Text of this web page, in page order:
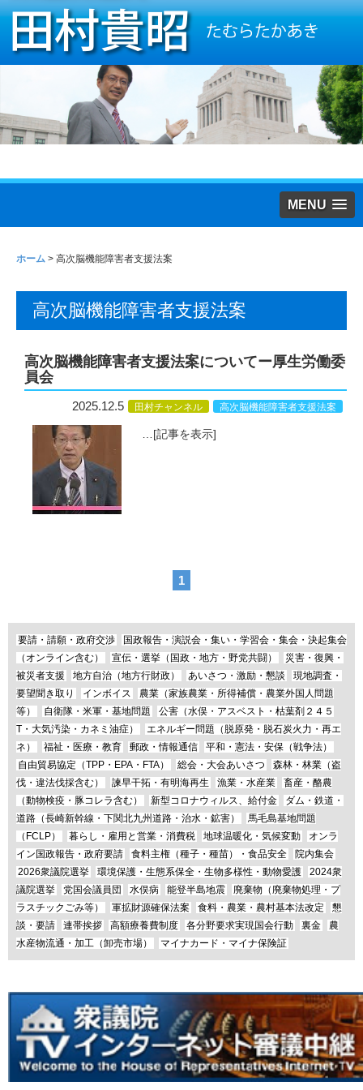
MENU
ホーム > 高次脳機能障害者支援法案
高次脳機能障害者支援法案
高次脳機能障害者支援法案についてー厚生労働委
員会
2025.12.5 田村チャンネル 高次脳機能障害者支援法案
… [記事を表示]
1
要請・請願・政府交渉
国政報告・演説会・集い・学習会・集会・決起集会
（オンライン含む）
宣伝・選挙（国政・地方・野党共闘）
災害・復興・
被災者支援
地方自治（地方行財政） あいさつ・激励・懇談
現地調査・
要望聞き取り
インボイス
農業（家族農業・所得補償・農業外国人問題
等）
自衛隊・米軍・基地問題
公害（水俣・アスベスト・枯葉剤２４５
T・大気汚染・カネミ油症）
エネルギー問題（脱原発・脱石炭火力・再エ
ネ）
福祉・医療・教育 郵政・情報通信
平和・憲法・安保（戦争法）
自由貿易協定（TPP・EPA・FTA）
総会・大会あいさつ
森林・林業（盗
伐・違法伐採含む）
諫早干拓・有明海再生 漁業・水産業
畜産・酪農
（動物検疫・豚コレラ含む）
新型コロナウィルス、給付金
ダム・鉄道・
道路（長崎新幹線・下関北九州道路・治水・鉱害）
馬毛島基地問題
（FCLP）
暮らし・雇用と営業・消費税 地球温暖化・気候変動
オンラ
イン国政報告・政府要請
食料主権（種子・種苗）・食品安全
院内集会
2026衆議院選挙
環境保護・生態系保全・生物多様性・動物愛護
2024衆
議院選挙
党国会議員団 水俣病 能登半島地震
廃棄物（廃棄物処理・プ
ラスチックごみ等）
軍拡財源確保法案 食料・農業・農村基本法改定
懇
談・要請
連帯挨拶 高額療養費制度 各分野要求実現国会行動 裏金
農
水産物流通・加工（卸売市場）
マイナカード・マイナ保険証